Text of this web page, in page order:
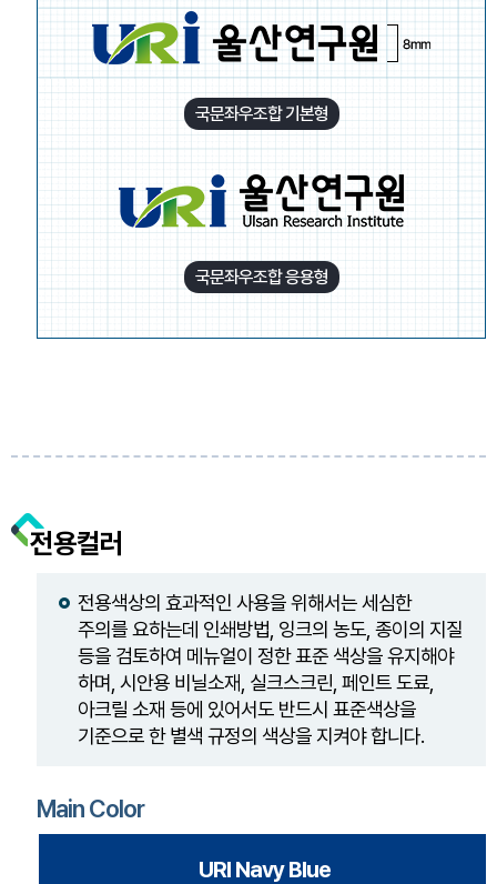
국문좌우조합 기본형
국문좌우조합 응용형
전용컬러
전용색상의 효과적인 사용을 위해서는 세심한
주의를 요하는데 인쇄방법, 잉크의 농도, 종이의 지질
등을 검토하여 메뉴얼이 정한 표준 색상을 유지해야
하며, 시안용 비닐소재, 실크스크린, 페인트 도료,
아크릴 소재 등에 있어서도 반드시 표준색상을
기준으로 한 별색 규정의 색상을 지켜야 합니다.
Main Color
URI Navy Blue